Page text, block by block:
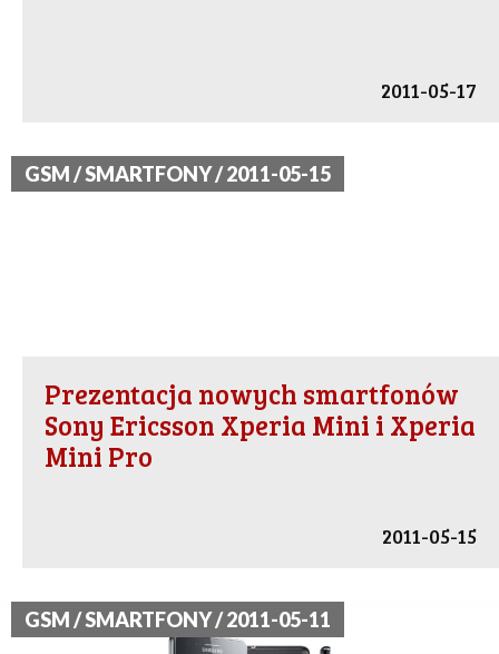
2011-05-17
GSM / SMARTFONY / 2011-05-15
Prezentacja nowych smartfonów
Sony Ericsson Xperia Mini i Xperia
Mini Pro
2011-05-15
GSM / SMARTFONY / 2011-05-11